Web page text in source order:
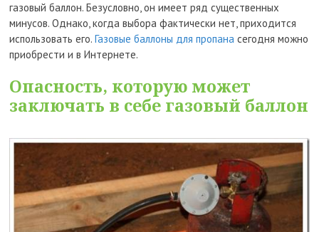
газовый баллон. Безусловно, он имеет ряд существенных
минусов. Однако, когда выбора фактически нет, приходится
использовать его.Газовые баллоны для пропана сегодня можно
приобрести и в Интернете.
Опасность, которую может
заключать в себе газовый баллон